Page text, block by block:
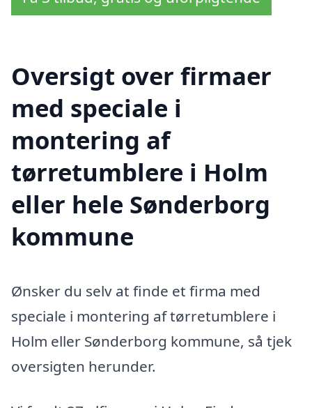
Oversigt over firmaer
med speciale i
montering af
tørretumblere i Holm
eller hele Sønderborg
kommune
Ønsker du selv at finde et firma med
speciale i montering af tørretumblere i
Holm eller Sønderborg kommune, så tjek
oversigten herunder.